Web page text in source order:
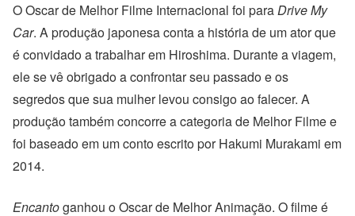
O Oscar de Melhor Filme Internacional foi paraDrive My
Car. A produção japonesa conta a história de um ator que
é convidado a trabalhar em Hiroshima. Durante a viagem,
ele se vê obrigado a confrontar seu passado e os
segredos que sua mulher levou consigo ao falecer. A
produção também concorre a categoria de Melhor Filme e
foi baseado em um conto escrito por Hakumi Murakami em
2014.
Encantoganhou o Oscar de Melhor Animação. O filme é